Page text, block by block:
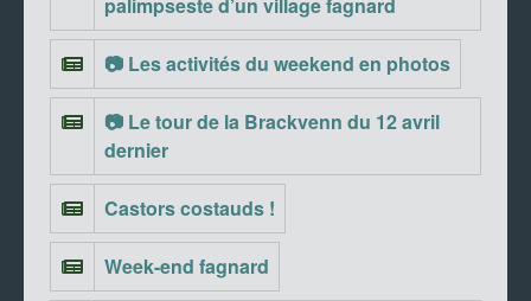
📷 Les activités du weekend en photos
📷 Le tour de la Brackvenn du 12 avril
dernier
Castors costauds !
Week-end fagnard